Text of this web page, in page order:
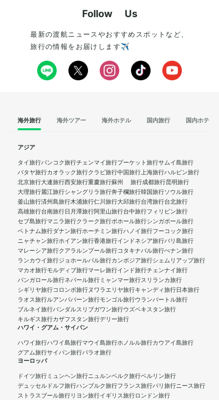
Follow Us
最新の渡航ニュースやおすすめスポットなど、
旅行の情報をお届けします✈️
海外旅行 海外ツアー 海外ホテル 国内旅行 国内ホテル
アジア
タイ旅行バンコク旅行チェンマイ旅行プーケット旅行サムイ島旅行
パタヤ旅行カオラック旅行クラビ旅行中国旅行上海旅行ハルビン旅行
北京旅行大連旅行西安旅行重慶旅行蘇州 旅行成都旅行昆明旅行
大理旅行麗江旅行シャングリラ旅行奔子欄旅行韓国旅行ソウル旅行
釜山旅行済州島旅行木浦旅行仁川旅行大邱旅行台湾旅行台北旅行
高雄旅行台南旅行日月潭旅行阿里山旅行台中旅行フィリピン旅行
セブ島旅行マニラ旅行クラーク旅行ボホール旅行シンガポール旅行
ベトナム旅行ダナン旅行ホーチミン旅行ハノイ旅行フーコック旅行
ニャチャン旅行ホイアン旅行香港旅行インドネシア旅行バリ島旅行
マレーシア旅行クアラルンプール旅行コタキナバル旅行ぺナン旅行
ランカウイ旅行ジョホールバル旅行カンボジア旅行シェムリアップ旅行
マカオ旅行モルディブ旅行マーレ旅行インド旅行チェンナイ旅行
バンガロール旅行ネパール旅行 ミャンマー旅行スリランカ旅行
シギリヤ旅行コロンボ旅行ヌワラエリヤ旅行キャンディ旅行日本旅行
ラオス旅行ルアンパバーン旅行モンゴル旅行ウランバートル旅行
ブルネイ旅行バンダルスリブガワン旅行ウズベキスタン旅行
キルギス旅行カザフスタン旅行デリー旅行
ハワイ・グアム・サイパン
ハワイ旅行ハワイ島旅行マウイ島旅行ホノルル旅行カウアイ島旅行
グアム旅行サイパン旅行パラオ旅行
ヨーロッパ
ドイツ旅行 ミュンヘン旅行ニュルンベルク旅行ベルリン旅行
デュッセルドルフ旅行ハンブルク旅行フランス旅行パリ旅行ニース旅行
ストラスブール旅行リヨン旅行イギリス旅行ロンドン旅行